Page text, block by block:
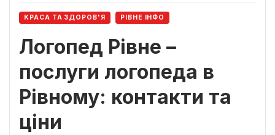
КРАСА ТА ЗДОРОВ'Я РІВНЕ ІНФО
Логопед Рівне –
послуги логопеда в
Рівному: контакти та
ціни